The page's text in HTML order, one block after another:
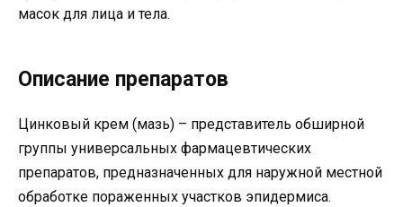
масок для лица и тела.
Описание препаратов
Цинковый крем (мазь) – представитель обширной
группы универсальных фармацевтических
препаратов, предназначенных для наружной местной
обработке пораженных участков эпидермиса.